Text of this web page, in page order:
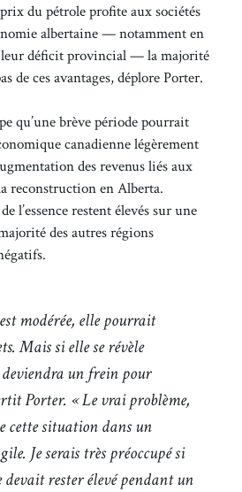
du pétrole profite aux sociétés
albertaine — notamment en
déficit provincial — la majorité
de ces avantages, déplore Porter.
qu’une brève période pourrait
canadienne légèrement
des revenus liés aux
reconstruction en Alberta.
l’essence restent élevés sur une
des autres régions
modérée, elle pourrait
Mais si elle se révèle
un frein pour
Porter. « Le vrai problème,
cette situation dans un
Je serais très préoccupé si
rester élevé pendant un